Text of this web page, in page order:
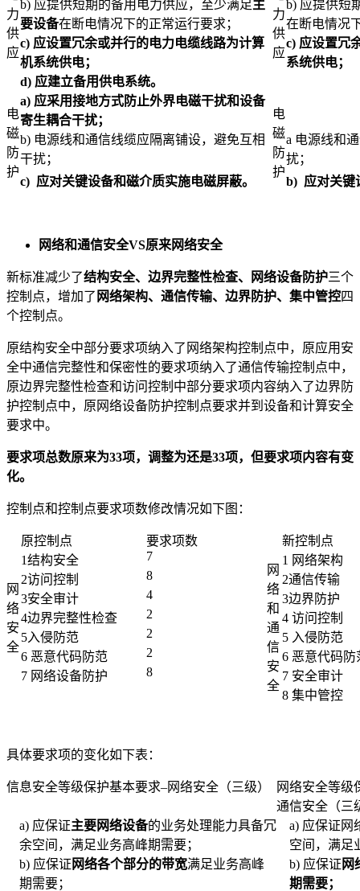
力
供
应
力
供
应
b) 应提供短期的备用电力供应，至少满足主
要设备在断电情况下的正常运行要求；
b) 应提供短
在断电情况
c) 应设置冗余或并行的电力电缆线路为计算
机系统供电；
c) 应设置冗
系统供电；
d) 应建立备用供电系统。
电
磁
防
护
a) 应采用接地方式防止外界电磁干扰和设备
寄生耦合干扰；
电
磁
防
护
b) 电源线和通信线缆应隔离铺设，避免互相
干扰；
a 电源线和
扰；
c) 应对关键设备和磁介质实施电磁屏蔽。 b) 应对关键
网络和通信安全VS原来网络安全
新标准减少了结构安全、边界完整性检查、网络设备防护三个
控制点，增加了 网络架构、通信传输、边界防护、集中管控四
个控制点。
原结构安全中部分要求项纳入了网络架构控制点中，原应用安
全中通信完整性和保密性的要求项纳入了通信传输控制点中，
原边界完整性检查和访问控制中部分要求项内容纳入了边界防
护控制点中，原网络设备防护控制点要求并到设备和计算安全
要求中。
要求项总数原来为33项，调整为还是33项，但要求项内容有变
化。
控制点和控制点要求项数修改情况如下图：
原控制点 要求项数 新控制点
网
络
安
全
1结构安全
7
网
络
和
通
信
安
全
1 网络架构
2访问控制
8
2通信传输
3安全审计
4
3边界防护
4边界完整性检查
2
4 访问控制
5入侵防范
2
5 入侵防范
6 恶意代码防范
2
6 恶意代码防
7 网络设备防护
8
7 安全审计
8 集中管控
具体要求项的变化如下表：
信息安全等级保护基本要求–网络安全（三级）
网络安全等
通信安全（三
a) 应保证主要网络设备的业务处理能力具备冗
余空间，满足业务高峰期需要；
a) 应保证网
空间，满足
b) 应保证 网络各个部分的带宽满足业务高峰
期需要；
b) 应保证 网
期需要；